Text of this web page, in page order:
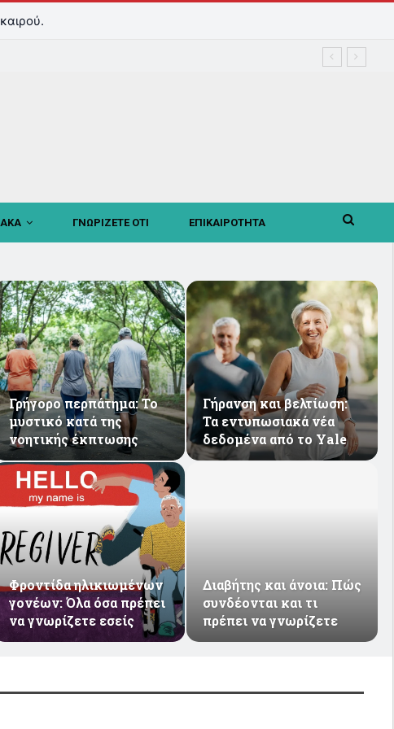
ΓΝΩΡΙΖΕΤΕ ΟΤΙ ΕΠΙΚΑΙΡΟΤΗΤΑ
Γρήγορο περπάτημα: Το
μυστικό κατά της
νοητικής έκπτωσης
Φροντίδα ηλικιωμένων
γονέων: Όλα όσα πρέπει
να γνωρίζετε εσείς
Γήρανση και βελτίωση:
Τα εντυπωσιακά νέα
δεδομένα από το Yale
Διαβήτης και άνοια: Πώς
συνδέονται και τι
πρέπει να γνωρίζετε